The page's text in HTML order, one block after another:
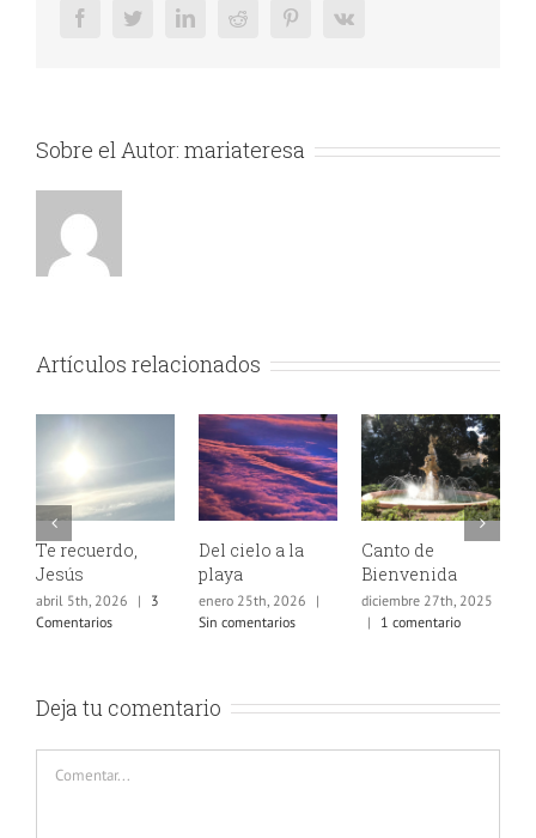
FacebookTwitterLinkedInReddit PinterestVk
Sobre el Autor: mariateresa
Artículos relacionados
2026 | 3
Del cielo a la
enero 25th, 2026
|
Sin comentarios
Canto de
Bienvenida
diciembre 27th, 2025
1 comentario
diciembre
Deja tu comentario